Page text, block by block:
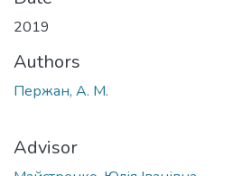
2019
Authors
Пержан, А. М.
Advisor